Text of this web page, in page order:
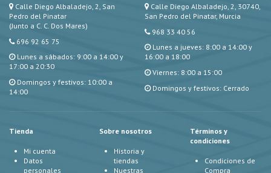
Calle Diego Albaladejo, 2, San
Pedro del Pinatar
(Junto a C. C. Dos Mares)
696 92 65 75
Lunes a sábados: 9:00 a 14:00 y
17:00 a 20:30
Domingos y festivos: 10:00 a
14:00
Calle Diego Albaladejo, 2, 30740,
San Pedro del Pinatar, Murcia
968 33 40 56
Lunes a jueves: 8:00 a 14:00 y
16:00 a 18:00
Viernes: 8:00 a 15:00
Domingos y festivos: Cerrado
Tienda
Mi cuenta
Datos
personales
Sobre nosotros
Historia y
tiendas
Nuestras
Términos y
condiciones
Condiciones de
Compra